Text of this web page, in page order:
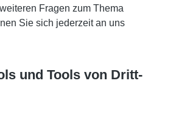
Fragen zum Thema
Sie sich jederzeit an uns
und Tools von Dritt­